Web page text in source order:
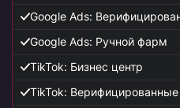
Google Ads:
Google Ads: Ручной фарм
TikTok: Бизнес центр
TikTok: Верифицированные